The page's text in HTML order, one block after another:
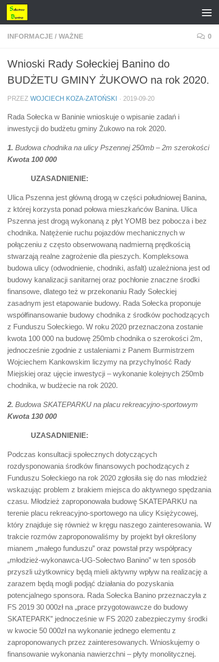
Przejdź do treści
INFORMACJE / WAŻNE 0
Wnioski Rady Sołeckiej Banino do
BUDŻETU GMINY ŻUKOWO na rok 2020.
PRZEZ WOJCIECH KOZA-ZATOŃSKI · 2019-09-20
Rada Sołecka w Baninie wnioskuje o wpisanie zadań i
inwestycji do budżetu gminy Żukowo na rok 2020.
1. Budowa chodnika na ulicy Pszennej 250mb – 2m szerokości
Kwota 100 000
UZASADNIENIE:
Ulica Pszenna jest główną drogą w części południowej Banina,
z której korzysta ponad połowa mieszkańców Banina. Ulica
Pszenna jest drogą wykonaną z płyt YOMB bez pobocza i bez
chodnika. Natężenie ruchu pojazdów mechanicznych w
połączeniu z często obserwowaną nadmierną prędkością
stwarzają realne zagrożenie dla pieszych. Kompleksowa
budowa ulicy (odwodnienie, chodniki, asfalt) uzależniona jest od
budowy kanalizacji sanitarnej oraz pochłonie znaczne środki
finansowe, dlatego też w przekonaniu Rady Sołeckiej
zasadnym jest etapowanie budowy. Rada Sołecka proponuje
współfinansowanie budowy chodnika z środków pochodzących
z Funduszu Sołeckiego. W roku 2020 przeznaczona zostanie
kwota 100 000 na budowę 250mb chodnika o szerokości 2m,
jednocześnie zgodnie z ustaleniami z Panem Burmistrzem
Wojciechem Kankowskim liczymy na przychylność Rady
Miejskiej oraz ujęcie inwestycji – wykonanie kolejnych 250mb
chodnika, w budżecie na rok 2020.
2. Budowa SKATEPARKU na placu rekreacyjno-sportowym
Kwota 130 000
UZASADNIENIE:
Podczas konsultacji społecznych dotyczących
rozdysponowania środków finansowych pochodzących z
Funduszu Sołeckiego na rok 2020 zgłosiła się do nas młodzież
wskazując problem z brakiem miejsca do aktywnego spędzania
czasu. Młodzież zaproponowała budowę SKATEPARKU na
terenie placu rekreacyjno-sportowego na ulicy Księżycowej,
który znajduje się również w kręgu naszego zainteresowania. W
trakcie rozmów zaproponowaliśmy by projekt był określony
mianem „małego funduszu” oraz powstał przy współpracy
„młodzież-wykonawca-UG-Sołectwo Banino” w ten sposób
przyszli użytkownicy będą mieli aktywny wpływ na realizację a
zarazem będą mogli podjąć działania do pozyskania
potencjalnego sponsora. Rada Sołecka Banino przeznaczyła z
FS 2019 30 000zł na „prace przygotowawcze do budowy
SKATEPARK” jednocześnie w FS 2020 zabezpieczymy środki
w kwocie 50 000zł na wykonanie jednego elementu z
zaproponowanych przez zainteresowanych. Wnioskujemy o
finansowanie wykonania nawierzchni – płyty monolitycznej.